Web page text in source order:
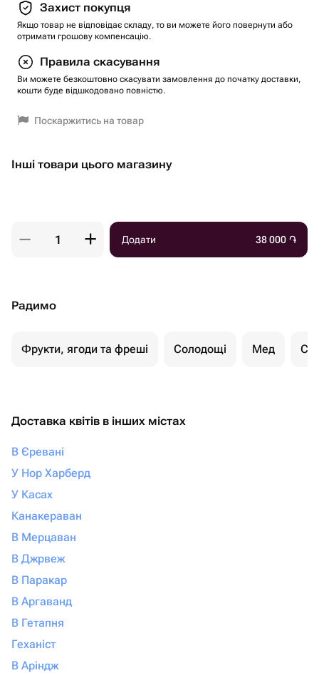
Захист покупця
Якщо товар не відповідає складу, то ви можете його повернути або
отримати грошову компенсацію.
Правила скасування
Ви можете безкоштовно скасувати замовлення до початку доставки,
кошти буде відшкодовано повністю.
Поскаржитись на товар
Інші товари цього магазину
Додати 38 000 ֏
Радимо
Фрукти, ягоди та фреші Солодощі Мед
Доставка квітів в інших містах
В Єревані
У Нор Харберд
У Касах
Канакераван
В Мерцаван
В Джрвеж
В Паракар
В Аргаванд
В Гетапня
Геханіст
В Аріндж